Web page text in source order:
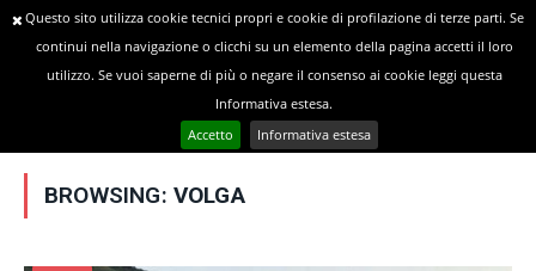
Posts Tagged "Volga"
BROWSING: VOLGA
Questo sito utilizza cookie tecnici propri e cookie di profilazione di terze parti. Se
continui nella navigazione o clicchi su un elemento della pagina accetti il loro
utilizzo. Se vuoi saperne di più o negare il consenso ai cookie leggi questa
Informativa estesa.
Accetto
Informativa estesa